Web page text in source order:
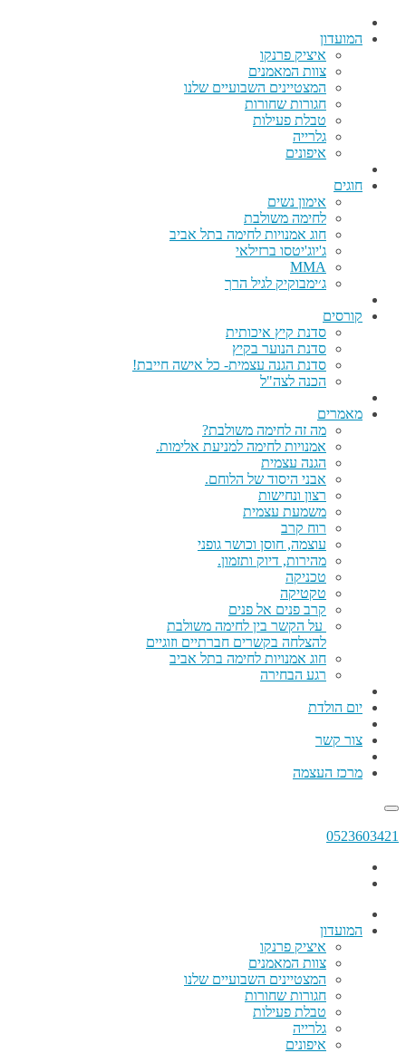
המועדון
איציק פרנקו
צוות המאמנים
המצטיינים השבועיים שלנו
חגורות שחורות
טבלת פעילות
גלרייה
איפונים
חוגים
אימון נשים
לחימה משולבת
חוג אמנויות לחימה בתל אביב
ג'יוג'יטסו ברזילאי
MMA
ג׳ימבוקיק לגיל הרך
קורסים
סדנת קיץ איכותית
סדנת הנוער בקיץ
סדנת הגנה עצמית- כל אישה חייבת!
הכנה לצה"ל
מאמרים
מה זה לחימה משולבת?
אמנויות לחימה למניעת אלימות.
הגנה עצמית
אבני היסוד של הלוחם.
רצון ונחישות
משמעת עצמית
רוח קרב
עוצמה, חוסן וכושר גופני
מהירות, דיוק ותזמון.
טכניקה
טקטיקה
קרב פנים אל פנים
על הקשר בין לחימה משולבת
להצלחה בקשרים חברתיים וזוגיים
חוג אמנויות לחימה בתל אביב
רגע הבחירה
יום הולדת
צור קשר
מרכז העצמה
0523603421
המועדון
איציק פרנקו
צוות המאמנים
המצטיינים השבועיים שלנו
חגורות שחורות
טבלת פעילות
גלרייה
איפונים